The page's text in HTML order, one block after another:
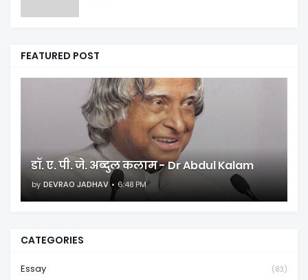
FEATURED POST
डॉ. ए. पी. जे. अब्दुल कलाम - Dr Abdul Kalam
by DEVRAO JADHAV 6:48 PM
CATEGORIES
Essay (83)